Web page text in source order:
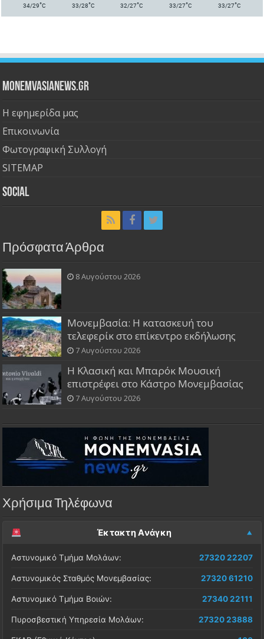
34/29°C 33/28°C 32/27°C 33/27°C 33/27°C
Monemvasianews.gr
Η εφημερίδα μας
Επικοινωνία
Φωτογραφική Συλλογή
SITEMAP
Social
Πρόσφατα Άρθρα
8 Αυγούστου 2026
Μονεμβασία: Η κατασκευή του
τελεφερίκ στο επίκεντρο εκδήλωσης
7 Αυγούστου 2026
Η Κλασική και Μπαρόκ Μουσική
επιστρέφει στο Κάστρο Μονεμβασίας
7 Αυγούστου 2026
Χρήσιμα Τηλέφωνα
Έκτακτη Ανάγκη
Αστυνομικό Τμήμα Μολάων: 27320 22207
Αστυνομικός Σταθμός Μονεμβασίας: 27320 61210
Αστυνομικό Τμήμα Βοιών: 27340 22111
Πυροσβεστική Υπηρεσία Μολάων: 27320 23888